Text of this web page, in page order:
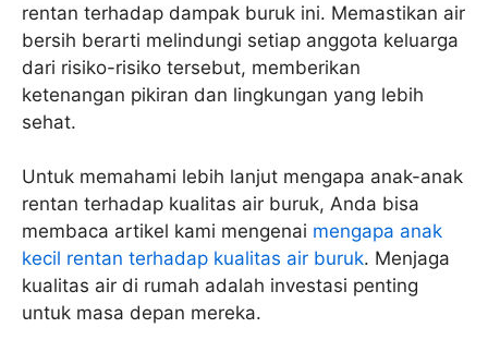
rentan terhadap dampak buruk ini. Memastikan air
bersih berarti melindungi setiap anggota keluarga
dari risiko-risiko tersebut, memberikan
ketenangan pikiran dan lingkungan yang lebih
sehat.
Untuk memahami lebih lanjut mengapa anak-anak
rentan terhadap kualitas air buruk, Anda bisa
membaca artikel kami mengenai mengapa anak
kecil rentan terhadap kualitas air buruk. Menjaga
kualitas air di rumah adalah investasi penting
untuk masa depan mereka.